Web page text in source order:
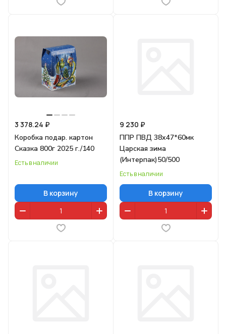
3 378.24 ₽
Коробка подар. картон
Сказка 800г 2025 г./140
Есть в наличии
В корзину
9 230 ₽
ППР ПВД 38х47*60мк
Царская зима
(Интерпак)50/500
Есть в наличии
В корзину